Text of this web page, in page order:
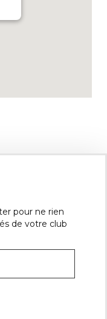
pour ne rien
de votre club